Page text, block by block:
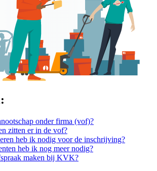
onder firma (vof)?
zitten er in de vof?
heb ik nodig voor de inschrijving?
heb ik nog meer nodig?
maken bij KVK?